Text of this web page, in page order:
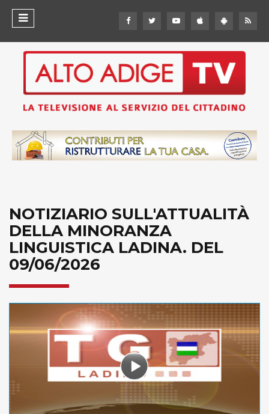
NOTIZIARIO SULL'ATTUALITÀ
DELLA MINORANZA
LINGUISTICA LADINA. DEL
09/06/2026